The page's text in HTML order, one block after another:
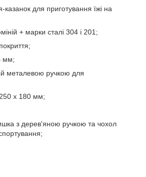
казанок для приготування їжі на
+ марки сталі 304 і 201;
мм;
металевою ручкою для
х 180 мм;
з дерев'яною ручкою та чохол